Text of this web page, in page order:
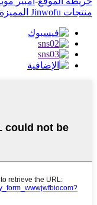
منتجات Jinwofu المميزة